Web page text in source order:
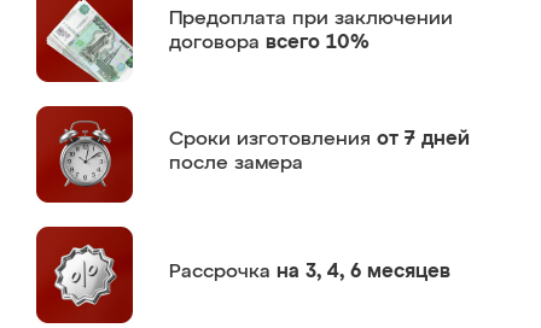
Предоплата при заключении
договора всего 10%
Сроки изготовления от 7 дней
после замера
Рассрочка на 3, 4, 6 месяцев